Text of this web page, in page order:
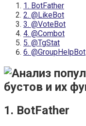
1. BotFather
2. @LikeBot
3. @VoteBot
4. @Combot
5. @TgStat
6. @GroupHelpBot
1. BotFather